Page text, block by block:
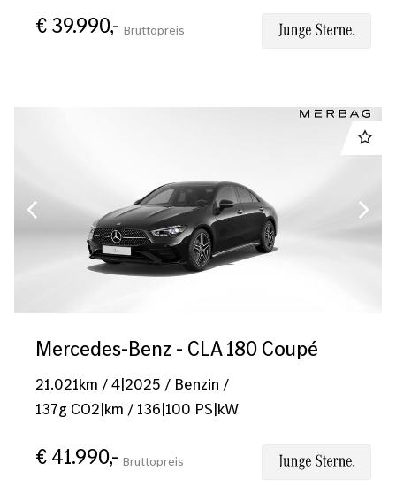
€ 39.990,- Bruttopreis
Mercedes-Benz - CLA 180 Coupé
21.021km /4|2025 / Benzin /
137g CO2|km / 136|100 PS|kW
€ 41.990,- Bruttopreis